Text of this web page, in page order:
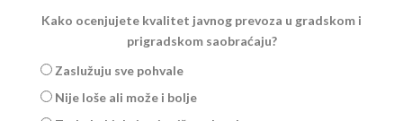
Kako ocenjujete kvalitet javnog prevoza u gradskom i
prigradskom saobraćaju?
Zaslužuju sve pohvale
Nije loše ali može i bolje